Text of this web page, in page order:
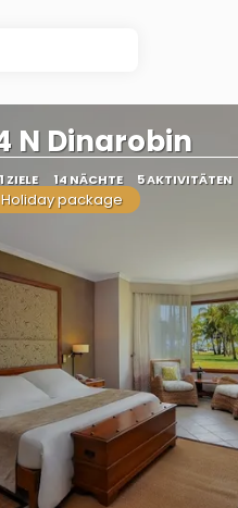
N Dinarobin
1 ZIELE 14 NÄCHTE 5 AKTIVITÄTEN
Holiday package